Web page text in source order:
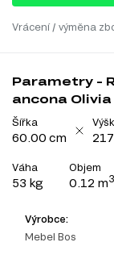
Vrácení / výměna
Parametry -
ancona Olivia
Šířka
60.00 cm
Váha
53 kg
Objem
0.12 m3
Výrobce:
Mebel Bos